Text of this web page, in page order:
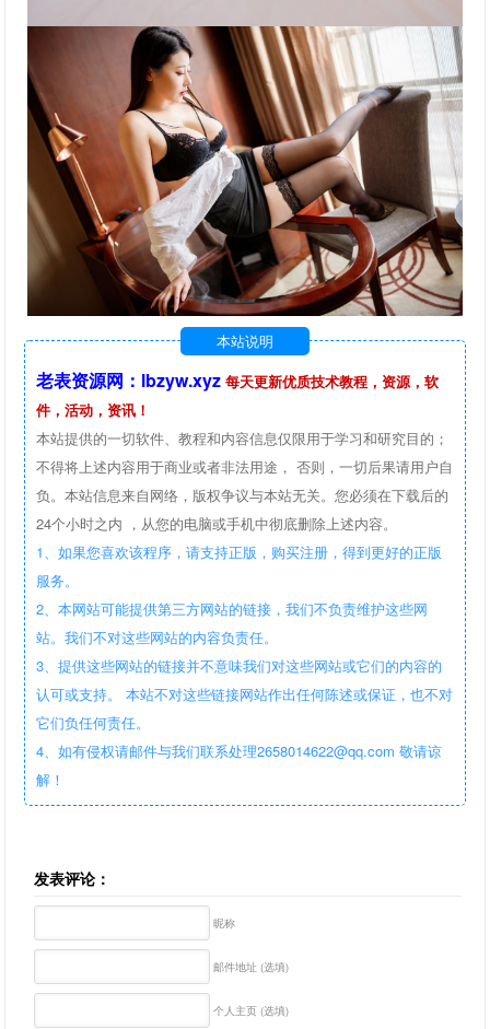
本站说明
老表资源网：lbzyw.xyz 每天更新优质技术教程，资源，软
件，活动，资讯！
本站提供的一切软件、教程和内容信息仅限用于学习和研究目的；
不得将上述内容用于商业或者非法用途， 否则，一切后果请用户自
负。本站信息来自网络，版权争议与本站无关。您必须在下载后的
24个小时之内 ，从您的电脑或手机中彻底删除上述内容。
1、如果您喜欢该程序，请支持正版，购买注册，得到更好的正版
服务。
2、本网站可能提供第三方网站的链接，我们不负责维护这些网
站。我们不对这些网站的内容负责任。
3、提供这些网站的链接并不意味我们对这些网站或它们的内容的
认可或支持。 本站不对这些链接网站作出任何陈述或保证，也不对
它们负任何责任。
4、如有侵权请邮件与我们联系处理2658014622@qq.com 敬请谅
解！
发表评论：
昵称
邮件地址 (选填)
个人主页 (选填)